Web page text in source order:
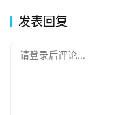
发表回复
请登录后评论...